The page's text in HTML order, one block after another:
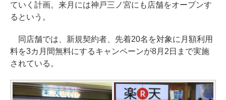
ていく計画。来月には神戸三ノ宮にも店舗をオープンす
るという。
同店舗では、新規契約者、先着20名を対象に月額利用
料を3カ月間無料にするキャンペーンが8月2日まで実施
されている。